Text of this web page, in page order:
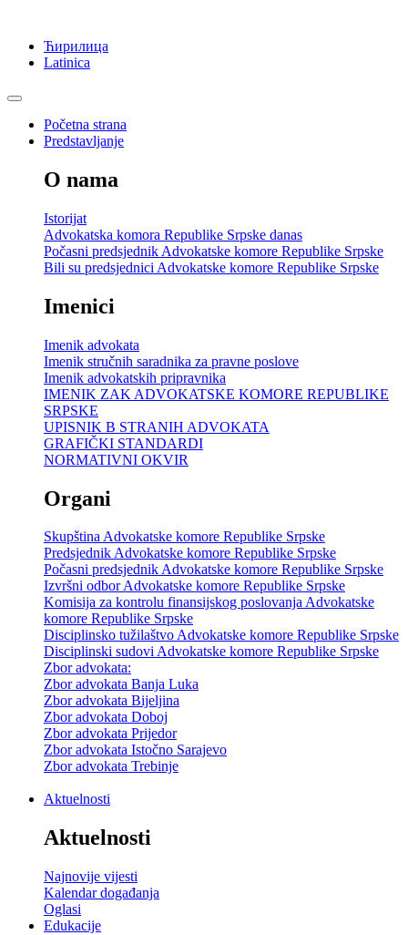
Ћирилица
Latinica
Početna strana
Predstavljanje
O nama
Istorijat
Advokatska komora Republike Srpske danas
Počasni predsjednik Advokatske komore Republike Srpske
Bili su predsjednici Advokatske komore Republike Srpske
Imenici
Imenik advokata
Imenik stručnih saradnika za pravne poslove
Imenik advokatskih pripravnika
IMENIK ZAK ADVOKATSKE KOMORE REPUBLIKE
SRPSKE
UPISNIK B STRANIH ADVOKATA
GRAFIČKI STANDARDI
NORMATIVNI OKVIR
Organi
Skupština Advokatske komore Republike Srpske
Predsjednik Advokatske komore Republike Srpske
Počasni predsjednik Advokatske komore Republike Srpske
Izvršni odbor Advokatske komore Republike Srpske
Komisija za kontrolu finansijskog poslovanja Advokatske
komore Republike Srpske
Disciplinsko tužilaštvo Advokatske komore Republike Srpske
Disciplinski sudovi Advokatske komore Republike Srpske
Zbor advokata:
Zbor advokata Banja Luka
Zbor advokata Bijeljina
Zbor advokata Doboj
Zbor advokata Prijedor
Zbor advokata Istočno Sarajevo
Zbor advokata Trebinje
Aktuelnosti
Aktuelnosti
Najnovije vijesti
Kalendar događanja
Oglasi
Edukacije